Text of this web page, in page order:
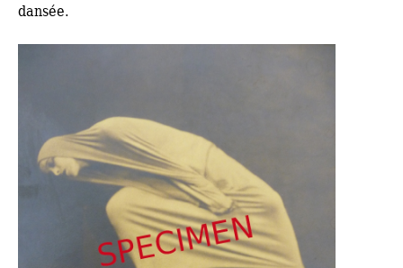
dansée.